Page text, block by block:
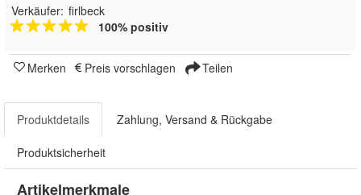
Verkäufer: firlbeck
100% positiv
Merken Preis vorschlagen Teilen
Produktdetails Zahlung, Versand & Rückgabe
Produktsicherheit
Artikelmerkmale